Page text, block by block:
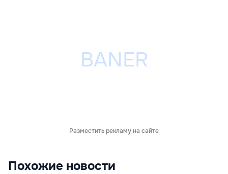
Разместить рекламу на сайте
Похожие новости